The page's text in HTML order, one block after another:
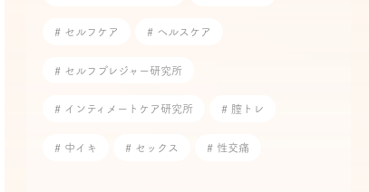
# セルフケア # ヘルスケア
# セルフプレジャー研究所
# インティメートケア研究所 # 膣トレ
# 中イキ # セックス # 性交痛